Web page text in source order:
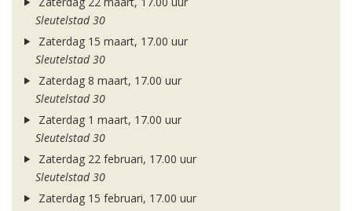
Sleutelstad 30
Zaterdag 15 maart, 17.00 uur
Sleutelstad 30
Zaterdag 8 maart, 17.00 uur
Sleutelstad 30
Zaterdag 1 maart, 17.00 uur
Sleutelstad 30
Zaterdag 22 februari, 17.00 uur
Sleutelstad 30
Zaterdag 15 februari, 17.00 uur